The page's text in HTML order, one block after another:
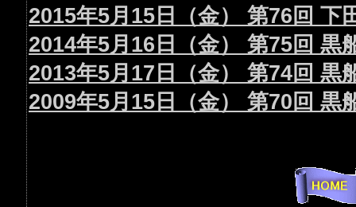
2015年5月15日（金） 第76回 下
2014年5月16日（金） 第75回 黒
2013年5月17日（金） 第74回 黒
2009年5月15日（金） 第70回 黒